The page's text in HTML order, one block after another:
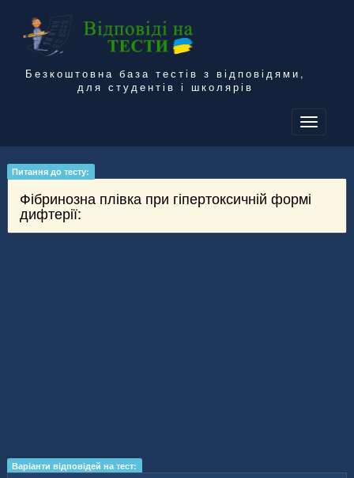
Безкоштовна база тестів з відповідями,
для студентів і школярів
Питання до тесту:
Фібринозна плівка при гіпертоксичній формі
дифтерії:
Варіанти відповідей на тест: